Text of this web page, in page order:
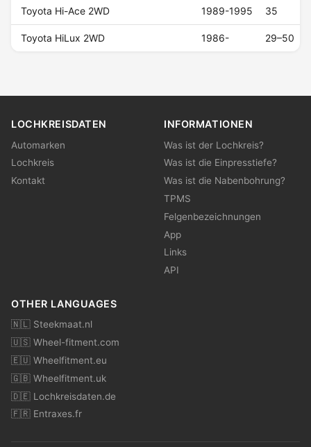
Toyota Hi-Ace 2WD 1989-1995 35
Toyota HiLux 2WD 1986- 29–50
LOCHKREISDATEN
Automarken
Lochkreis
Kontakt
INFORMATIONEN
Was ist der Lochkreis?
Was ist die Einpresstiefe?
Was ist die Nabenbohrung?
TPMS
Felgenbezeichnungen
App
Links
API
OTHER LANGUAGES
🇳🇱 Steekmaat.nl
🇺🇸 Wheel-fitment.com
🇪🇺 Wheelfitment.eu
🇬🇧 Wheelfitment.uk
🇩🇪 Lochkreisdaten.de
🇫🇷 Entraxes.fr